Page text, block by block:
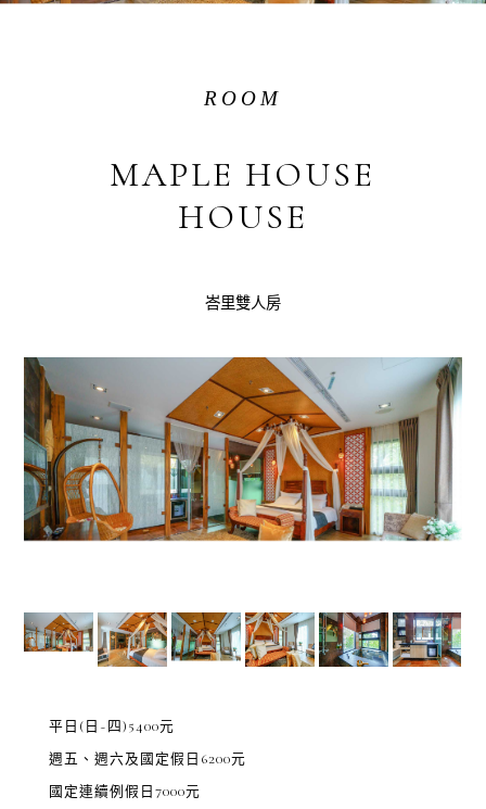
ROOM
MAPLE HOUSE
HOUSE
峇里雙人房
平日(日~四)5400元
週五、週六及國定假日6200元
國定連續例假日7000元